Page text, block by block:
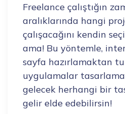
Freelance çalıştığın
aralıklarında hangi
çalışacağını kendin
ama! Bu yöntemle,
sayfa hazırlamaktan
uygulamalar
gelecek herhangi bir
gelir elde edebilirsin!